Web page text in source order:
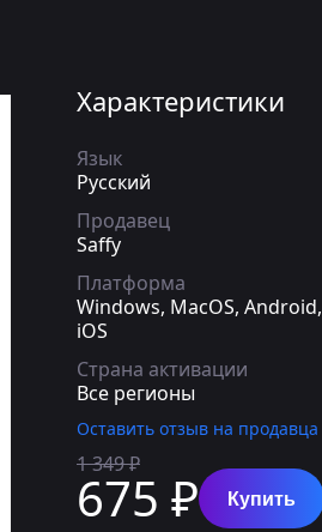
Характеристики
Язык
Русский
Продавец
Saffy
Платформа
Windows, MacOS, Android,
iOS
Страна активации
Все регионы
Оставить отзыв на продавца
1 349 ₽
675 ₽ Купить